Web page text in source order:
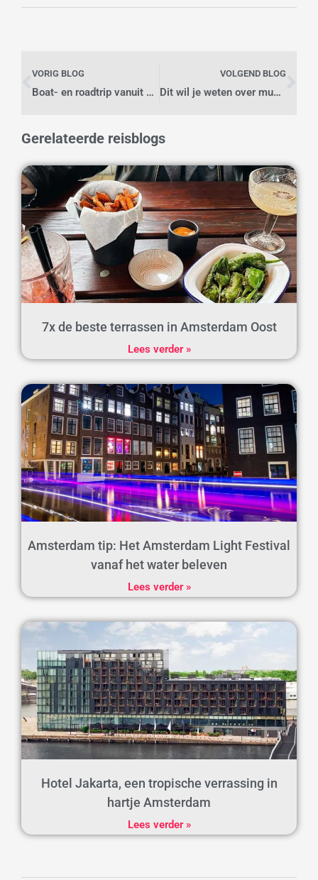
VORIG BLOG
Boat- en roadtrip vanuit Thessaloniki, Griekenland
VOLGEND BLOG
Dit wil je weten over must-visit Sydney Opera House
Gerelateerde reisblogs
7x de beste terrassen in Amsterdam Oost
Lees verder »
Amsterdam tip: Het Amsterdam Light Festival
vanaf het water beleven
Lees verder »
Hotel Jakarta, een tropische verrassing in
hartje Amsterdam
Lees verder »